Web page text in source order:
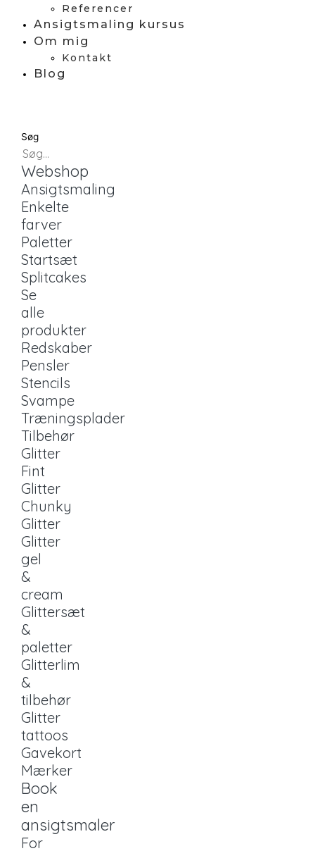
Referencer
Ansigtsmaling kursus
Om mig
Kontakt
Blog
Søg
Webshop
Ansigtsmaling
Enkelte
farver
Paletter
Startsæt
Splitcakes
Se
alle
produkter
Redskaber
Pensler
Stencils
Svampe
Træningsplader
Tilbehør
Glitter
Fint
Glitter
Chunky
Glitter
Glitter
gel
&
cream
Glittersæt
&
paletter
Glitterlim
&
tilbehør
Glitter
tattoos
Gavekort
Mærker
Book
en
ansigtsmaler
For